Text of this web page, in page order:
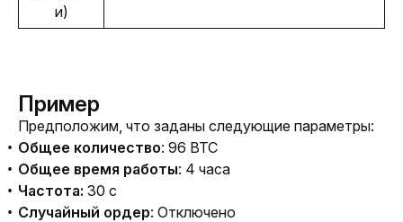
и)
Пример
Предположим, что заданы следующие параметры:
Общее количество: 96 BTC
Общее время работы: 4 часа
Частота: 30 с
Случайный ордер: Отключено